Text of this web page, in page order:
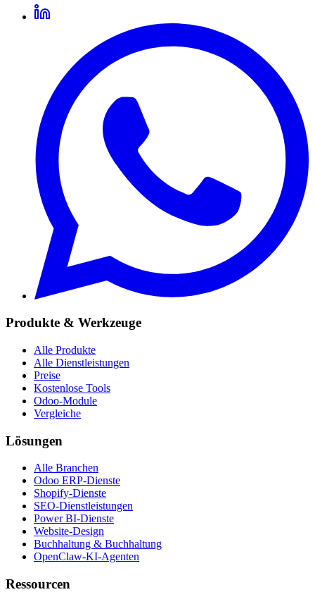
Produkte & Werkzeuge
Alle Produkte
Alle Dienstleistungen
Preise
Kostenlose Tools
Odoo-Module
Vergleiche
Lösungen
Alle Branchen
Odoo ERP-Dienste
Shopify-Dienste
SEO-Dienstleistungen
Power BI-Dienste
Website-Design
Buchhaltung & Buchhaltung
OpenClaw-KI-Agenten
Ressourcen